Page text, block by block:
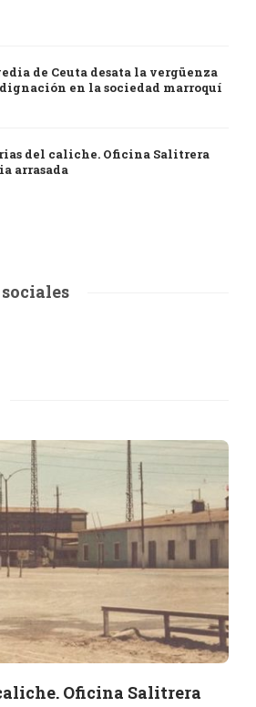
de Ceuta desata la vergüenza
en la sociedad marroquí
del caliche. Oficina Salitrera
arrasada
Oficina Salitrera